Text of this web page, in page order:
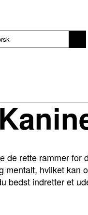
de rette rammer for
mentalt, hvilket kan
bedst indretter et